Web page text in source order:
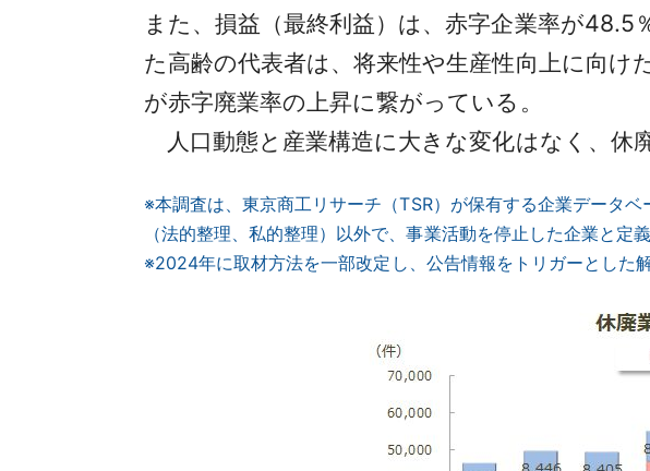
また、損益（最終利益）は、赤字企業率が
た高齢の代表者は、将来性や生産性向上に向
が赤字廃業率の上昇に繋がっている。
人口動態と産業構造に大きな変化はなく、休
※本調査は、東京商工リサーチ（TSR）が保有する企業データ
（法的整理、私的整理）以外で、事業活動を停止した企業と定義
※2024年に取材方法を一部改定し、公告情報をトリガーとした